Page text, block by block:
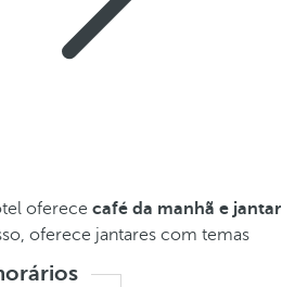
oferece café da manhã e jantar
oferece jantares com temas